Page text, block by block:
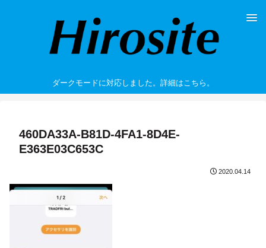
ダークモードに対応しました。詳細はこちら。
460DA33A-B81D-4FA1-8D4E-
E363E03C653C
2020.04.14